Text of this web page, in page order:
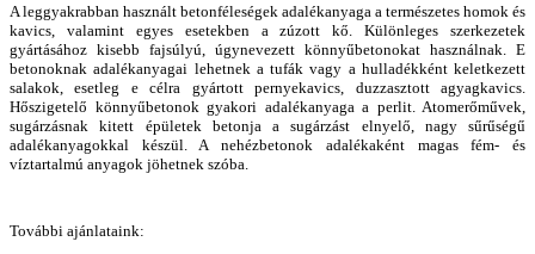
A leggyakrabban használt betonféleségek adalékanyaga a természetes homok és
kavics, valamint egyes esetekben a zúzott kő. Különleges szerkezetek
gyártásához kisebb fajsúlyú, úgynevezett könnyűbetonokat használnak. E
betonoknak adalékanyagai lehetnek a tufák vagy a hulladékként keletkezett
salakok, esetleg e célra gyártott pernyekavics, duzzasztott agyagkavics.
Hőszigetelő könnyűbetonok gyakori adalékanyaga a perlit. Atomerőművek,
sugárzásnak kitett épületek betonja a sugárzást elnyelő, nagy sűrűségű
adalékanyagokkal készül. A nehézbetonok adalékaként magas fém- és
víztartalmú anyagok jöhetnek szóba.
További ajánlataink: